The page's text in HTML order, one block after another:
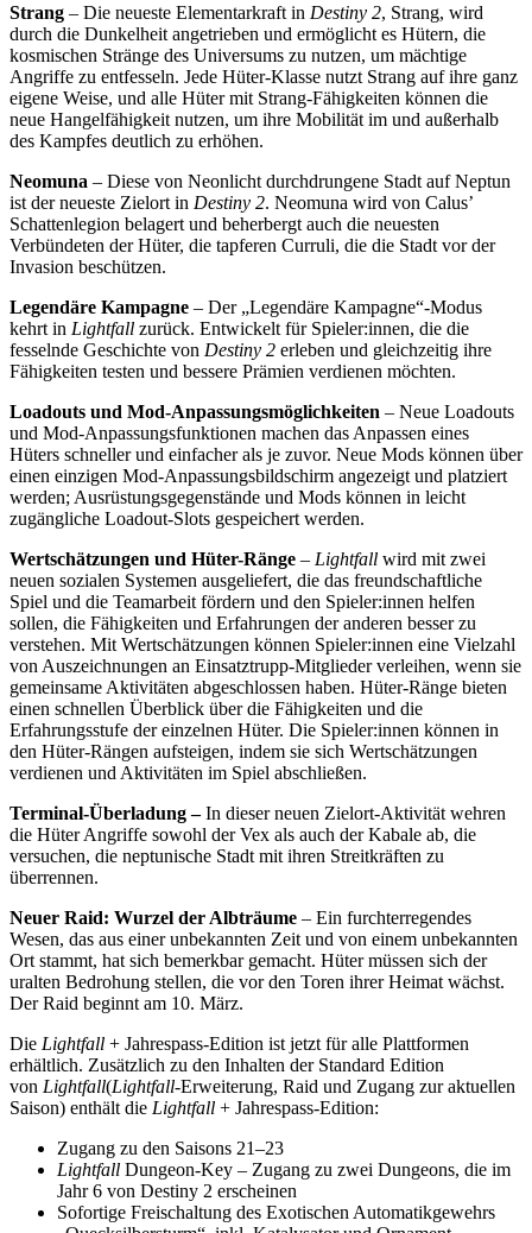
Strang – Die neueste Elementarkraft in Destiny 2, Strang, wird
durch die Dunkelheit angetrieben und ermöglicht es Hütern, die
kosmischen Stränge des Universums zu nutzen, um mächtige
Angriffe zu entfesseln. Jede Hüter-Klasse nutzt Strang auf ihre ganz
eigene Weise, und alle Hüter mit Strang-Fähigkeiten können die
neue Hangelfähigkeit nutzen, um ihre Mobilität im und außerhalb
des Kampfes deutlich zu erhöhen.
Neomuna – Diese von Neonlicht durchdrungene Stadt auf Neptun
ist der neueste Zielort in Destiny 2. Neomuna wird von Calus’
Schattenlegion belagert und beherbergt auch die neuesten
Verbündeten der Hüter, die tapferen Curruli, die die Stadt vor der
Invasion beschützen.
Legendäre Kampagne – Der „Legendäre Kampagne“-Modus
kehrt in Lightfall zurück. Entwickelt für Spieler:innen, die die
fesselnde Geschichte von Destiny 2 erleben und gleichzeitig ihre
Fähigkeiten testen und bessere Prämien verdienen möchten.
Loadouts und Mod-Anpassungsmöglichkeiten – Neue Loadouts
und Mod-Anpassungsfunktionen machen das Anpassen eines
Hüters schneller und einfacher als je zuvor. Neue Mods können über
einen einzigen Mod-Anpassungsbildschirm angezeigt und platziert
werden; Ausrüstungsgegenstände und Mods können in leicht
zugängliche Loadout-Slots gespeichert werden.
Wertschätzungen und Hüter-Ränge – Lightfall wird mit zwei
neuen sozialen Systemen ausgeliefert, die das freundschaftliche
Spiel und die Teamarbeit fördern und den Spieler:innen helfen
sollen, die Fähigkeiten und Erfahrungen der anderen besser zu
verstehen. Mit Wertschätzungen können Spieler:innen eine Vielzahl
von Auszeichnungen an Einsatztrupp-Mitglieder verleihen, wenn sie
gemeinsame Aktivitäten abgeschlossen haben. Hüter-Ränge bieten
einen schnellen Überblick über die Fähigkeiten und die
Erfahrungsstufe der einzelnen Hüter. Die Spieler:innen können in
den Hüter-Rängen aufsteigen, indem sie sich Wertschätzungen
verdienen und Aktivitäten im Spiel abschließen.
Terminal-Überladung –In dieser neuen Zielort-Aktivität wehren
die Hüter Angriffe sowohl der Vex als auch der Kabale ab, die
versuchen, die neptunische Stadt mit ihren Streitkräften zu
überrennen.
Neuer Raid: Wurzel der Albträume – Ein furchterregendes
Wesen, das aus einer unbekannten Zeit und von einem unbekannten
Ort stammt, hat sich bemerkbar gemacht. Hüter müssen sich der
uralten Bedrohung stellen, die vor den Toren ihrer Heimat wächst.
Der Raid beginnt am 10. März.
Die Lightfall + Jahrespass-Edition ist jetzt für alle Plattformen
erhältlich. Zusätzlich zu den Inhalten der Standard Edition
von Lightfall(Lightfall-Erweiterung, Raid und Zugang zur aktuellen
Saison) enthält die Lightfall + Jahrespass-Edition:
Zugang zu den Saisons 21–23
Lightfall Dungeon-Key – Zugang zu zwei Dungeons, die im
Jahr 6 von Destiny 2 erscheinen
Sofortige Freischaltung des Exotischen Automatikgewehrs